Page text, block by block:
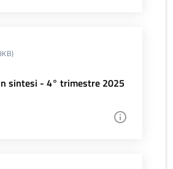
sintesi - 4° trimestre 2025